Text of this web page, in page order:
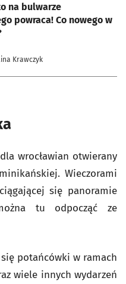
na bulwarze
powraca! Co nowego w
Krawczyk
wrocławian otwierany
Wieczorami
się panoramie
tu odpocząć ze
potańcówki w ramach
wiele innych wydarzeń